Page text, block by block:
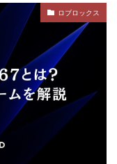
ロブロックス